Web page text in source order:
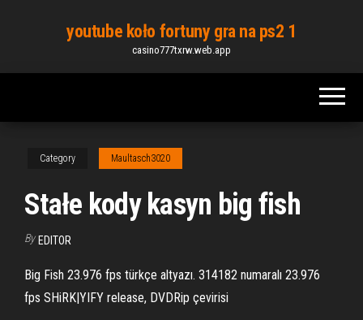
content
youtube koło fortuny gra na ps2 1
casino777txrw.web.app
Category Maultasch3020
Stałe kody kasyn big fish
By EDITOR
Big Fish 23.976 fps türkçe altyazı. 314182 numaralı 23.976
fps SHiRK|YIFY release, DVDRip çevirisi